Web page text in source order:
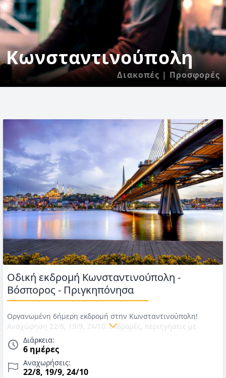
Κωνσταντινούπολη
Διακοπές | Προσφορές
Οδική εκδρομή Κωνσταντινούπολη -
Βόσπορος - Πριγκηπόνησα
Οργανωμένη 6ήμερη εκδρομή στην Κωνσταντινούπολη!
Αναχώρηση 22/8, 19/9, 24/10. Εκδρομές, περιηγήσεις με
πούλμαν, διαμονή σε επιλεγμένα ξενοδοχεία 3* & 4*, 5
πρωινά και 3 γεύματα ή δείπνα σε επιλεγμένα εστιατόρια
στην Κωνσταντινούπολη, εισιτήρια F/B για Πριγκηπόνησα &
αρχηγός/συνοδός. Τιμές έως 28η Οκτωβρίου 2026.
Διάρκεια:
6 ημέρες
Αναχωρήσεις:
22/8, 19/9, 24/10